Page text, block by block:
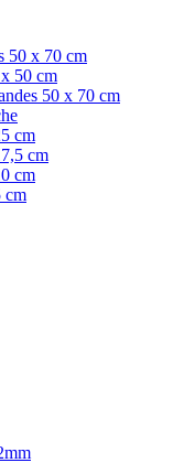
50 x 70 cm
50 cm
50 x 70 cm
cm
cm
cm
cm